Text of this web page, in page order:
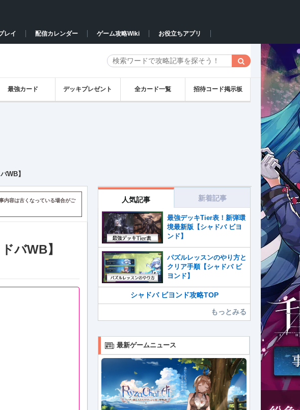
レイ 配信カレンダー ゲーム攻略Wiki お役立ちアプリ
最強カード デッキプレゼント 全カード一覧 招待コード掲示板
WB】
内容は古くなっている場合がご
バWB】
人気記事 新着記事
最強デッキTier表！新弾環
境最新版【シャドバ ビヨ
ンド】
パズルレッスンのやり方と
クリア手順【シャドバ ビ
ヨンド】
シャドバ ビヨンド攻略TOP
もっとみる
最新ゲームニュース